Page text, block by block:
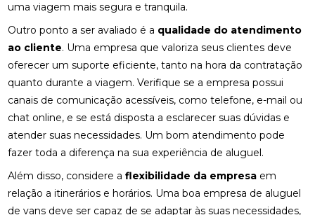
uma viagem mais segura e tranquila.
Outro ponto a ser avaliado é a qualidade do atendimento
ao cliente. Uma empresa que valoriza seus clientes deve
oferecer um suporte eficiente, tanto na hora da contratação
quanto durante a viagem. Verifique se a empresa possui
canais de comunicação acessíveis, como telefone, e-mail ou
chat online, e se está disposta a esclarecer suas dúvidas e
atender suas necessidades. Um bom atendimento pode
fazer toda a diferença na sua experiência de aluguel.
Além disso, considere aflexibilidade da empresa em
relação a itinerários e horários. Uma boa empresa de aluguel
de vans deve ser capaz de se adaptar às suas necessidades,